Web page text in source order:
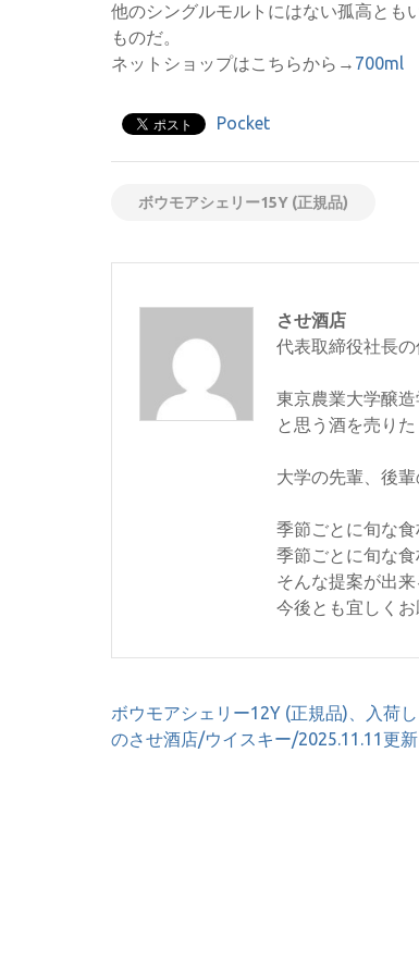
他のシングルモルトにはない孤高とも
ものだ。
ネットショップはこちらから→ 700ml
Pocket
ボウモアシェリー15Y (正規品)
させ酒店
代表取締役社長の
東京農業大学醸
と思う酒を売り
大学の先輩、後
季節ごとに旬な
季節ごとに旬な
そんな提案が出
今後とも宜しくお
投
稿
ボウモアシェリー12Y (正規品)、入荷
のさせ酒店/ウイスキー/2025.11.11更新